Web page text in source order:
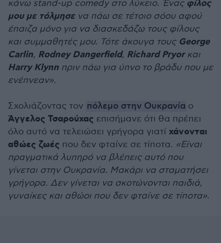
κάνω stand-up comedy στο λύκειο. Έναςφίλος
μου με τόλμησενα πάω σε τέτοιο σόου αφού
έπαιζα μόνο για να διασκεδάζω τους φίλους
και συμμαθητές μου. Τότε άκουγα τουςGeorge
Carlin, Rodney Dangerfield, Richard Pryorκαι
Harry Klynn πριν πάω για ύπνο το βράδυ που με
ενέπνεαν».
Σχολιάζοντας τον πόλεμο στην Ουκρανία ο
Άγγελος Τσαρούχας επισήμανε ότι θα πρέπει
όλο αυτό να τελειώσει γρήγορα γιατί χάνονται
αθώες ζωές που δεν φταίνε σε τίποτα. «Είναι
πραγματικά λυπηρό να βλέπεις αυτό που
γίνεται στην Ουκρανία. Μακάρι να σταματήσει
γρήγορα. Δεν γίνεται να σκοτώνονται παιδιά,
γυναίκες και αθώοι που δεν φταίνε σε τίποτα».